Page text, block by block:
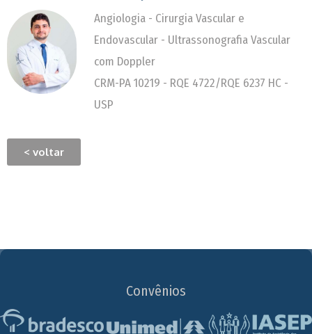
Angiologia - Cirurgia Vascular e
Endovascular - Ultrassonografia Vascular
com Doppler
CRM-PA 10219 - RQE 4722/RQE 6237 HC -
USP
< voltar
Convênios